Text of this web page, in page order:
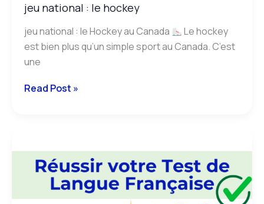
jeu national : le hockey
jeu national : le Hockey au Canada
Le hockey
est bien plus qu’un simple sport au Canada. C’est
une
Read Post »
your
french